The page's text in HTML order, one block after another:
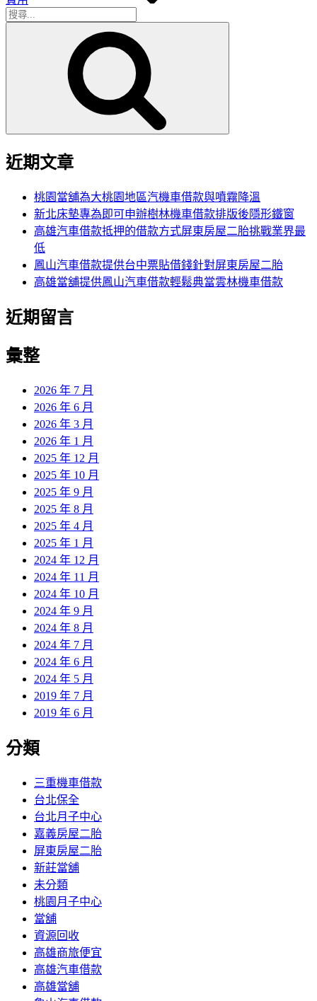
搜
近期文章
桃園當舖為大桃園地區汽機車借款與噴霧降溫
新北床墊專為即可申辦樹林機車借款排版後隱形鐵窗
高雄汽車借款抵押的借款方式屏東房屋二胎挑戰業界最
低
鳳山汽車借款提供台中票貼借錢針對屏東房屋二胎
高雄當舖提供鳳山汽車借款輕鬆典當雲林機車借款
近期留言
彙整
2026 年 7 月
2026 年 6 月
2026 年 3 月
2026 年 1 月
2025 年 12 月
2025 年 10 月
2025 年 9 月
2025 年 8 月
2025 年 4 月
2025 年 1 月
2024 年 12 月
2024 年 11 月
2024 年 10 月
2024 年 9 月
2024 年 8 月
2024 年 7 月
2024 年 6 月
2024 年 5 月
2019 年 7 月
2019 年 6 月
分類
三重機車借款
台北保全
台北月子中心
嘉義房屋二胎
屏東房屋二胎
新莊當舖
未分類
桃園月子中心
當舖
資源回收
高雄商旅便宜
高雄汽車借款
高雄當舖